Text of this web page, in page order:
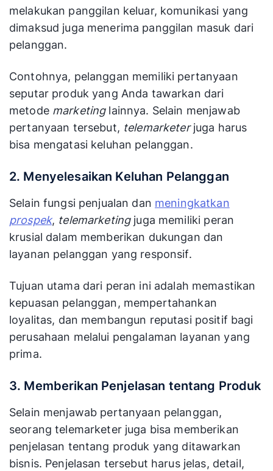
melakukan panggilan keluar, komunikasi yang
dimaksud juga menerima panggilan masuk dari
pelanggan.
Contohnya, pelanggan memiliki pertanyaan
seputar produk yang Anda tawarkan dari
metode marketing lainnya. Selain menjawab
pertanyaan tersebut, telemarketerjuga harus
bisa mengatasi keluhan pelanggan.
2. Menyelesaikan Keluhan Pelanggan
Selain fungsi penjualan dan meningkatkan
prospek, telemarketing juga memiliki peran
krusial dalam memberikan dukungan dan
layanan pelanggan yang responsif.
Tujuan utama dari peran ini adalah memastikan
kepuasan pelanggan, mempertahankan
loyalitas, dan membangun reputasi positif bagi
perusahaan melalui pengalaman layanan yang
prima.
3. Memberikan Penjelasan tentang Produk
Selain menjawab pertanyaan pelanggan,
seorang telemarketer juga bisa memberikan
penjelasan tentang produk yang ditawarkan
bisnis. Penjelasan tersebut harus jelas, detail,